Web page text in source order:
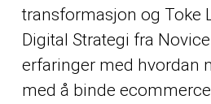
transformasjon og Toke
Digital Strategi fra
erfaringer med hvordan
med å binde